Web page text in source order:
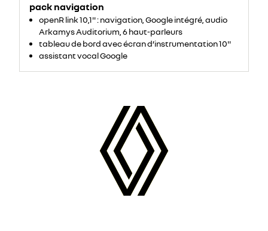
pack navigation
openR link 10,1'' : navigation, Google intégré, audio
Arkamys Auditorium, 6 haut-parleurs
tableau de bord avec écran d’instrumentation 10''
assistant vocal Google